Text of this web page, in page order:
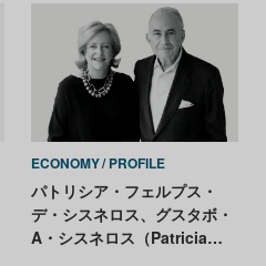
ECONOMY PROFILE
パトリシア・フェルプス・
デ・シスネロス、グスタボ・
A・シスネロス（Patricia